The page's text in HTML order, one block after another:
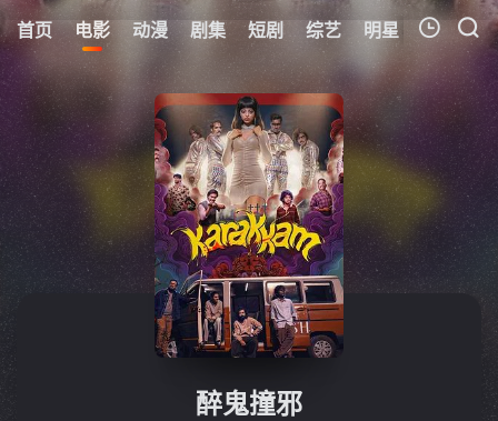
首页 电影 动漫 剧集 短剧 综艺 明星 周表
我的观影记录
暂无观看影片的记录
醉鬼撞邪